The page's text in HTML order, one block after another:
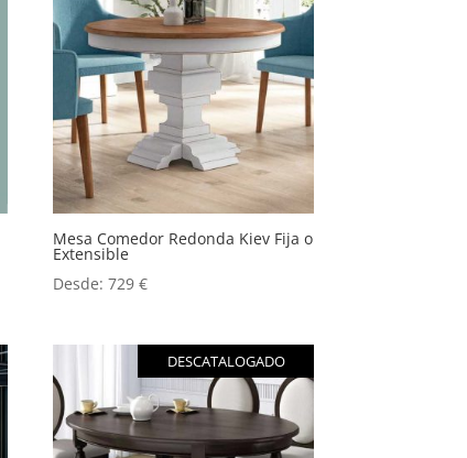
Mesa Comedor Redonda Kiev Fija o
Extensible
Desde:729€
DESCATALOGADO